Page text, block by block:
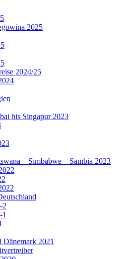
2025
2024/25
bis Singapur 2023
– Simbabwe – Sambia 2023
2
2021